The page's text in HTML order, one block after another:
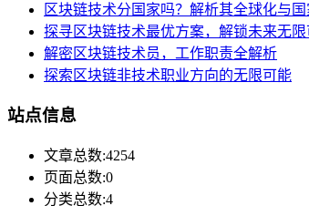
区块链技术分国家吗？解析其全球化与
探寻区块链技术最优方案，解锁未来无
解密区块链技术员，工作职责全解析
探索区块链非技术职业方向的无限可能
站点信息
文章总数:4254
页面总数:0
分类总数:4